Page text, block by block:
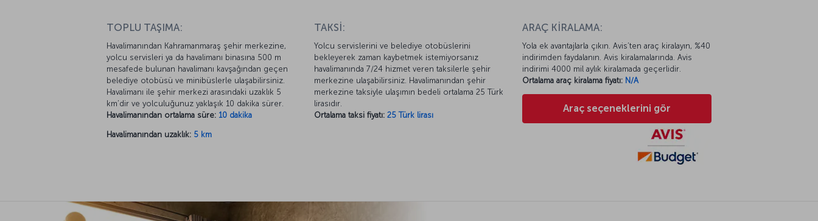
TOPLU TAŞIMA:
Havalimanından Kahramanmaraş şehir merkezine,
yolcu servisleri ya da havalimanı binasına 500 m
mesafede bulunan havalimanı kavşağından geçen
belediye otobüsü ve minibüslerle ulaşabilirsiniz.
Havalimanı ile şehir merkezi arasındaki uzaklık 5
km’dir ve yolculuğunuz yaklaşık 10 dakika sürer.
Havalimanından ortalama süre: 10 dakika
Havalimanından uzaklık: 5 km
TAKSİ:
Yolcu servislerini ve belediye otobüslerini
bekleyerek zaman kaybetmek istemiyorsanız
havalimanında 7/24 hizmet veren taksilerle şehir
merkezine ulaşabilirsiniz. Havalimanından şehir
merkezine taksiyle ulaşımın bedeli ortalama 25 Türk
lirasıdır.
Ortalama taksi fiyatı: 25 Türk lirası
ARAÇ KİRALAMA:
Yola ek avantajlarla çıkın. Avis’ten araç kiralayın, %40
indirimden faydalanın. Avis kiralamalarında. Avis
indirimi 4000 mil aylık kiralamada geçerlidir.
Ortalama araç kiralama fiyatı: N/A
Araç seçeneklerini gör